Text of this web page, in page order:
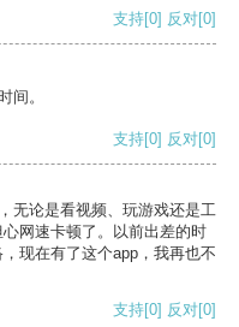
支持[0] 反对[0]
间。
支持[0] 反对[0]
无论是看视频、玩游戏还是工
网速卡顿了。以前出差的时
现在有了这个app，我再也不
支持[0] 反对[0]